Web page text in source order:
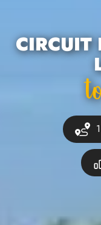
CIRCUIT